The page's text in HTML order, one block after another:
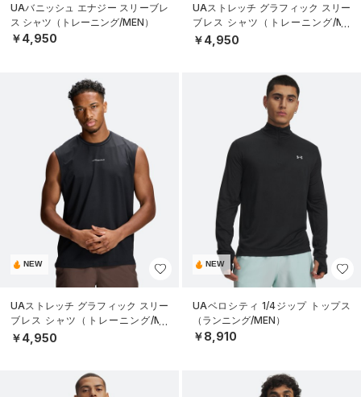
UAバニッシュ エナジー スリーブレ
ス シャツ（トレーニング/MEN）
￥4,950
UAストレッチ グラフィック スリー
ブレス シャツ（トレーニング/ME
N）
￥4,950
NEW
UAストレッチ グラフィック スリー
ブレス シャツ（トレーニング/ME
N）
￥4,950
NEW
UAベロシティ 1/4ジップ トップス
（ランニング/MEN）
￥8,910